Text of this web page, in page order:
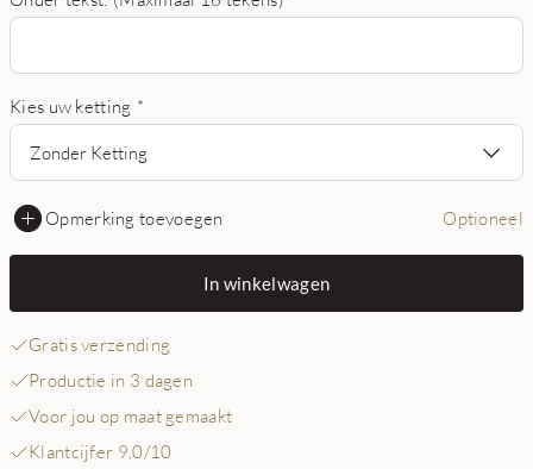
Kies uw ketting *
Zonder Ketting
Opmerking toevoegen Optioneel
In winkelwagen
Gratis verzending
Productie in 3 dagen
Voor jou op maat gemaakt
Klantcijfer 9,0/10